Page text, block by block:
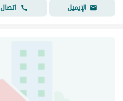
الإيميل
اتصال